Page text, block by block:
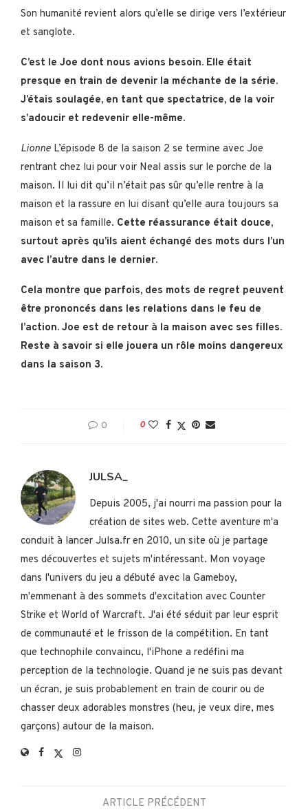
Son humanité revient alors qu’elle se dirige vers l’extérieur
et sanglote.
C’est le Joe dont nous avions besoin. Elle était
presque en train de devenir la méchante de la série.
J’étais soulagée, en tant que spectatrice, de la voir
s’adoucir et redevenir elle-même.
Lionne L’épisode 8 de la saison 2 se termine avec Joe
rentrant chez lui pour voir Neal assis sur le porche de la
maison. Il lui dit qu’il n’était pas sûr qu’elle rentre à la
maison et la rassure en lui disant qu’elle aura toujours sa
maison et sa famille. Cette réassurance était douce,
surtout après qu’ils aient échangé des mots durs l’un
avec l’autre dans le dernier.
Cela montre que parfois, des mots de regret peuvent
être prononcés dans les relations dans le feu de
l’action. Joe est de retour à la maison avec ses filles.
Reste à savoir si elle jouera un rôle moins dangereux
dans la saison 3.
0 0
JULSA_
Depuis 2005, j'ai nourri ma passion pour la
création de sites web. Cette aventure m'a
conduit à lancer Julsa.fr en 2010, un site où je partage
mes découvertes et sujets m'intéressant. Mon voyage
dans l'univers du jeu a débuté avec la Gameboy,
m'emmenant à des sommets d'excitation avec Counter
Strike et World of Warcraft. J'ai été séduit par leur esprit
de communauté et le frisson de la compétition. En tant
que technophile convaincu, l'iPhone a redéfini ma
perception de la technologie. Quand je ne suis pas devant
un écran, je suis probablement en train de courir ou de
chasser deux adorables monstres (heu, je veux dire, mes
garçons) autour de la maison.
ARTICLE PRÉCÉDENT